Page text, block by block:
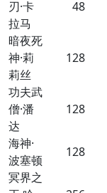
刃·卡
拉马
48
暗夜死
神·莉
莉丝
128
功夫武
僧·潘
达
128
海神·
波塞顿
128
冥界之